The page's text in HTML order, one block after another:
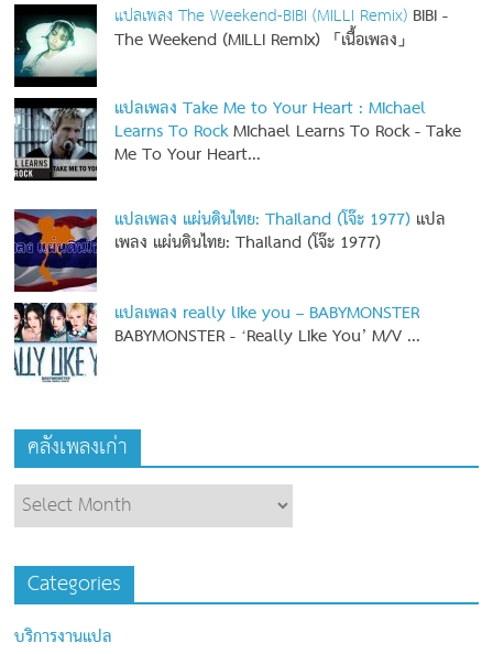
แปลเพลง The Weekend-BIBI (MILLI Remix) BIBI -
The Weekend (MILLI Remix) 「เนื้อเพลง」
แปลเพลง Take Me to Your Heart : Michael
Learns To RockMichael Learns To Rock - Take
Me To Your Heart...
แปลเพลง แผ่นดินไทย: Thailand (โจ๊ะ 1977) แปล
เพลง แผ่นดินไทย: Thailand (โจ๊ะ 1977)
แปลเพลง really like you – BABYMONSTER
BABYMONSTER - ‘Really Like You’ M/V ...
คลังเพลงเก่า
Categories
บริการงานแปล